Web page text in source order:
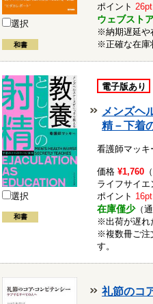
選択
和書
ポイント 26pt
ウェブスト
※納期遅延や
※正確な在庫
選択
和書
電子版あり
メンズヘ
精－下着
看護師マッキ
価格¥1,760
ライフサイエ
ポイント 16pt
在庫僅少（
※出荷が遅れ
※複数冊ご注
す。
礼節のコ